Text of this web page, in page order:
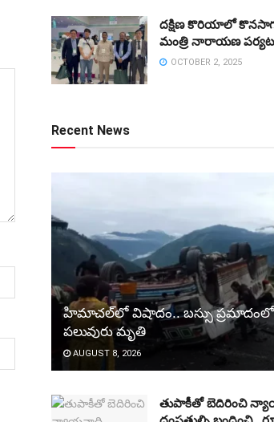
దక్షిణ కొరియాలో
మంత్రి నారాయణ
OCTOBER 2, 2025
Recent News
హిమాచల్‌లో విషాదం.. బస్సు ప్రమాదంలో
పలువురు మృతి
AUGUST 8, 2026
తుపాకీతో బెదిరించి